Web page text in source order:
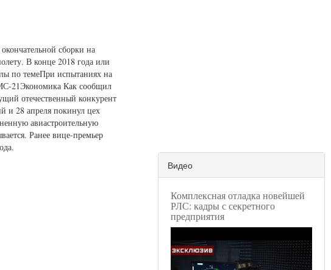
сборки на
В конце 2018 года или
по темеПри испытаниях на
21Экономика Как сообщил
отечественный конкурент
и 28 апреля покинул цех
авиастроительную
Ранее вице-премьер
Видео
Комплексная отладка новейшей
РЛС: кадры с секретного
предприятия